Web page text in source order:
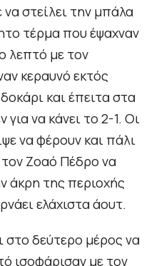
στείλει την μπάλα
τέρμα που έψαχναν
λεπτό με τον
κεραυνό εκτός
και έπειτα στα
να κάνει το 2-1. Οι
να φέρουν και πάλι
Ζοαό Πέδρο να
άκρη της περιοχής
ελάχιστα άουτ.
στο δεύτερο μέρος να
ισοφάρισαν με τον